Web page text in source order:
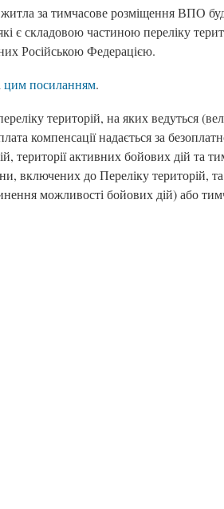
за тимчасове розміщення ВПО
є складовою частиною переліку
Російською Федерацією.
цим посиланням.
територій, на яких ведуться
компенсації надається за
території активних бойових дій та
включених до Переліку територій,
можливості бойових дій) або